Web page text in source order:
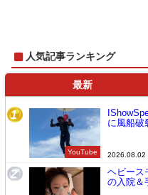
人気記事ランキング
最新
1
YouTube
に風船
2026.08.02
2
ヘビース
の入院＆